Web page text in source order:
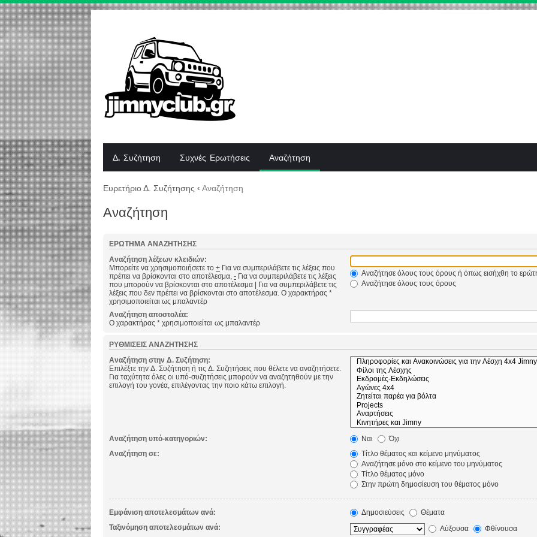
Δ. Συζήτηση Συχνές Ερωτήσεις Αναζήτηση
Ευρετήριο Δ. Συζήτησης ‹ Αναζήτηση
Αναζήτηση
ΕΡΏΤΗΜΑ ΑΝΑΖΉΤΗΣΗΣ
Αναζήτηση λέξεων κλειδιών:
Μπορείτε να χρησιμοποιήσετε το + Για να συμπεριλάβετε τις λέξεις που
πρέπει να βρίσκονται στο αποτέλεσμα, - Για να συμπεριλάβετε τις λέξεις
που μπορούν να βρίσκονται στο αποτέλεσμα | Για να συμπεριλάβετε τις
λέξεις που δεν πρέπει να βρίσκονται στο αποτέλεσμα. Ο χαρακτήρας *
χρησιμοποιείται ως μπαλαντέρ
Αναζήτησε όλους τους όρους ή όπως εισήχθη το
Αναζήτησε όλους τους όρους
Αναζήτηση αποστολέα:
Ο χαρακτήρας * χρησιμοποιείται ως μπαλαντέρ
ΡΥΘΜΊΣΕΙΣ ΑΝΑΖΉΤΗΣΗΣ
Αναζήτηση στην Δ. Συζήτηση:
Επιλέξτε την Δ. Συζήτηση ή τις Δ. Συζητήσεις που θέλετε να αναζητήσετε.
Για ταχύτητα όλες οι υπό-συζητήσεις μπορούν να αναζητηθούν με την
επιλογή του γονέα, επιλέγοντας την ποιο κάτω επιλογή.
Αναζήτηση υπό-κατηγοριών: Ναι
Όχι
Αναζήτηση σε:
Τίτλο θέματος και κείμενο μηνύματος
Αναζήτησε μόνο στο κείμενο του μηνύματος
Τίτλο θέματος μόνο
Στην πρώτη δημοσίευση του θέματος μόνο
Εμφάνιση αποτελεσμάτων ανά: Δημοσιεύσεις
Θέματα
Ταξινόμηση αποτελεσμάτων ανά:
Αύξουσα Φθίνουσα